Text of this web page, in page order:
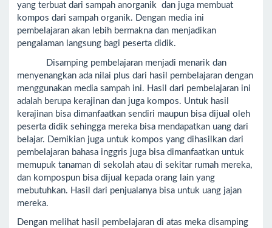
yang terbuat dari sampah anorganik dan juga membuat
kompos dari sampah organik. Dengan media ini
pembelajaran akan lebih bermakna dan menjadikan
pengalaman langsung bagi peserta didik.
Disamping pembelajaran menjadi menarik dan
menyenangkan ada nilai plus dari hasil pembelajaran dengan
menggunakan media sampah ini. Hasil dari pembelajaran ini
adalah berupa kerajinan dan juga kompos. Untuk hasil
kerajinan bisa dimanfaatkan sendiri maupun bisa dijual oleh
peserta didik sehingga mereka bisa mendapatkan uang dari
belajar. Demikian juga untuk kompos yang dihasilkan dari
pembelajaran bahasa inggris juga bisa dimanfaatkan untuk
memupuk tanaman di sekolah atau di sekitar rumah mereka,
dan kompospun bisa dijual kepada orang lain yang
mebutuhkan. Hasil dari penjualanya bisa untuk uang jajan
mereka.
Dengan melihat hasil pembelajaran di atas meka disamping